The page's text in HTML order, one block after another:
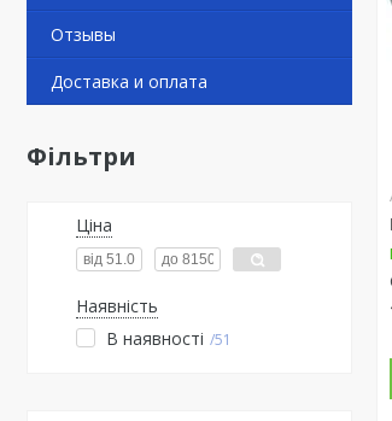
Отзывы
Доставка и оплата
Фільтри
Ціна
Наявність
В наявності 51